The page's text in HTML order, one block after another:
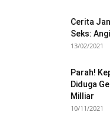
Cerita
Seks:
13/02/2021
Parah!
Diduga
Milliar
10/11/2021